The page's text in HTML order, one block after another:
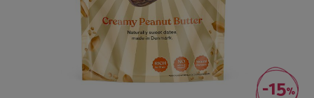
-15%